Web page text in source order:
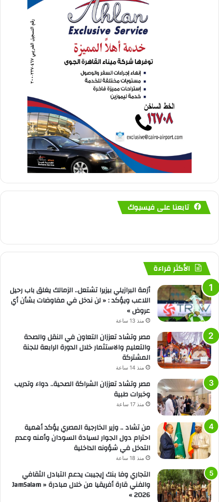
تابعنا على فيسبوك
الأكثر قراءة
أزمة البرازيلي بيزيرا تشتعل.. الزمالك يغلق باب رحيل
اللاعب ويؤكد : « لن ندخل في مفاوضات بشأن أي
عروض »
منذ 13 ساعة
مصر وتشاد تعززان التعاون في النقل والصحة
والتعليم والاستثمار خلال الدورة الرابعة للجنة
المشتركة
منذ 14 ساعة
مصر وتشاد تعززان الشراكة الصحية.. دواء وتدريب
وخبرات طبية
منذ 17 ساعة
من تشاد .. وزير الخارجية المصري يؤكد أهمية
احترام دول الجوار لسيادة السودان وأمنه وعدم
التدخل في شؤونه الداخلية
منذ 18 ساعة
التجاري وفا بنك إيجيبت يدعم التبادل الثقافي
والفني قارة أفريقيا من خلال مبادرة « JamSalam
2026 »